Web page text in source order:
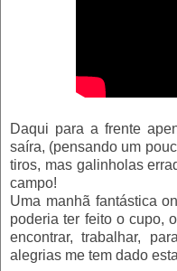
Daqui para a frente
saíra, (pensando um
tiros, mas galinholas
campo!
Uma manhã fantástica
poderia ter feito o cupo,
encontrar, trabalhar,
alegrias me tem dado